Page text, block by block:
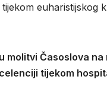
euharistijskog
Časoslova na
tijekom